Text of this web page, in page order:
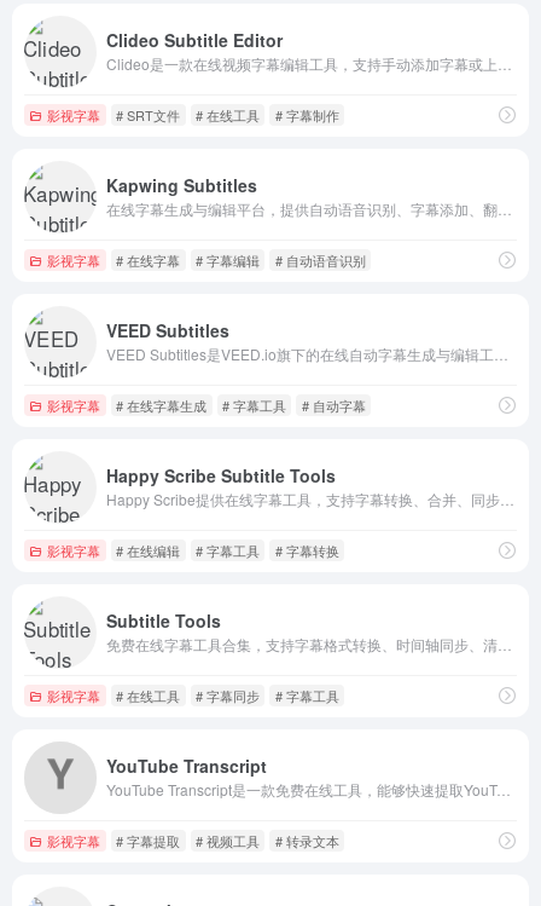
Clideo Subtitle Editor
影视字幕 # SRT文件 # 在线工具 # 字幕制作
Kapwing Subtitles
影视字幕 # 在线字幕 # 字幕编辑 # 自动语音识别
VEED Subtitles
影视字幕 # 在线字幕生成 # 字幕工具 # 自动字幕
Happy Scribe Subtitle Tools
影视字幕 # 在线编辑 # 字幕工具 # 字幕转换
Subtitle Tools
影视字幕 # 在线工具 # 字幕同步 # 字幕工具
YouTube Transcript
YouTube Transcript是一款免费在线工具，能够快速提取YouTube视频的字幕和转录文本。支持复制全文、跳转视频位置、自动滚动等功能，适用于学习、内容创作和翻译等场景。
影视字幕 # 字幕提取 # 视频工具 # 转录文本